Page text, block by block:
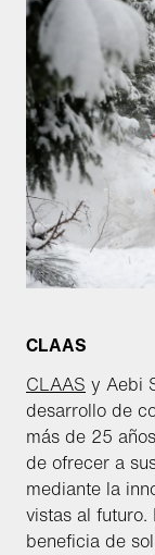
CLAAS
CLAAS y Aebi
desarrollo de
más de 25
de ofrecer a
mediante la
vistas al
beneficia de